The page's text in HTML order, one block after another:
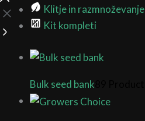
Klitje in razmnoževanje
Kit kompleti
Bulk seed bank